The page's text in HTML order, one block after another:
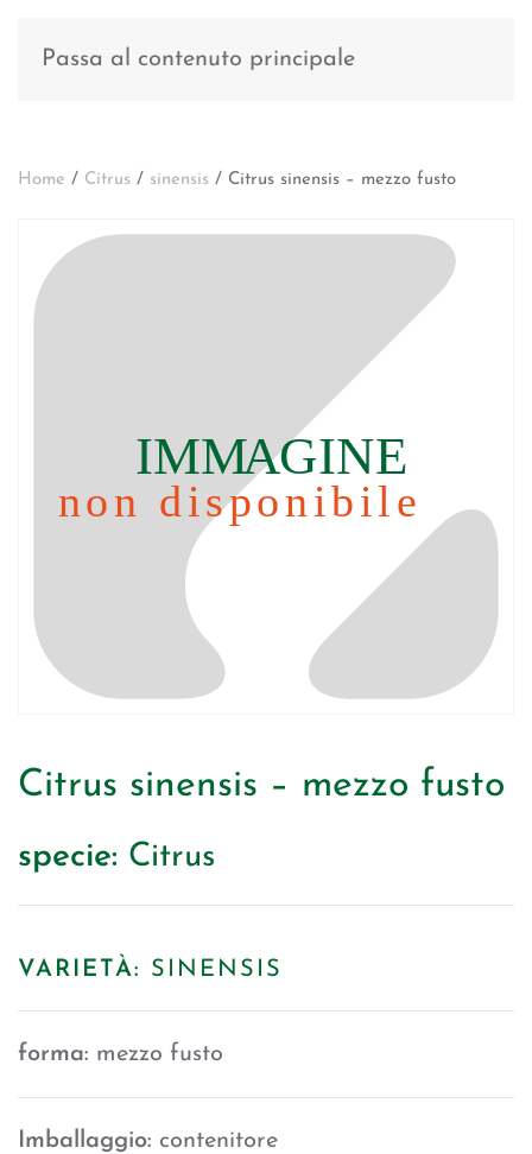
Passa al contenuto principale
Home / Citrus / sinensis / Citrus sinensis – mezzo fusto
Citrus sinensis – mezzo fusto
specie: Citrus
VARIETÀ: SINENSIS
forma: mezzo fusto
Imballaggio: contenitore